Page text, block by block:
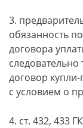
3.
обязанность
договора
следовательно
договор
с условием о
4. ст. 432, 433